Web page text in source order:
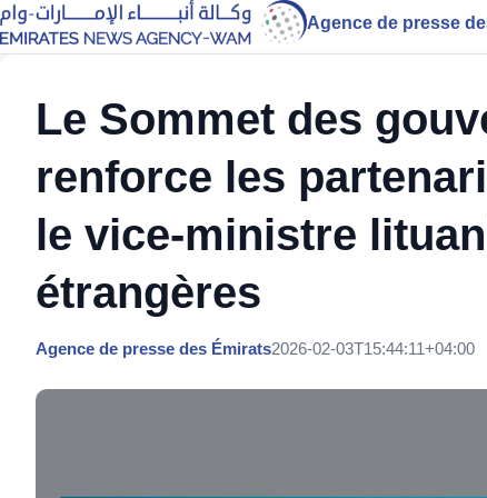
Agence de presse
Le Sommet des
renforce les
le vice-ministre
étrangères
Agence de presse des Émirats2026-02-03T15:44:11+04:00